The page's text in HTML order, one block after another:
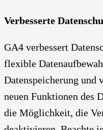
Verbesserte
GA4 verbessert
flexible
Datenspeicherung und
neuen Funktionen des
die Möglichkeit, die